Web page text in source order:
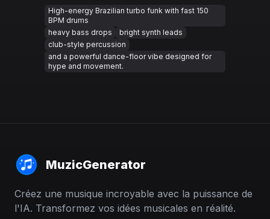
High-energy Brazilian turbo funk with fast 150
BPM drums
heavy bass drops
bright synth leads
club-style percussion
and a powerful dance-floor vibe designed for
hype and movement.
MuzicGenerator
Créez une musique incroyable avec la puissance de
l'IA. Transformez vos idées musicales en réalité.